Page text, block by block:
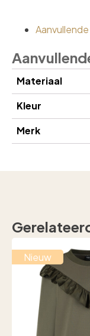
Materiaal
Kleur
Merk
Nieuw